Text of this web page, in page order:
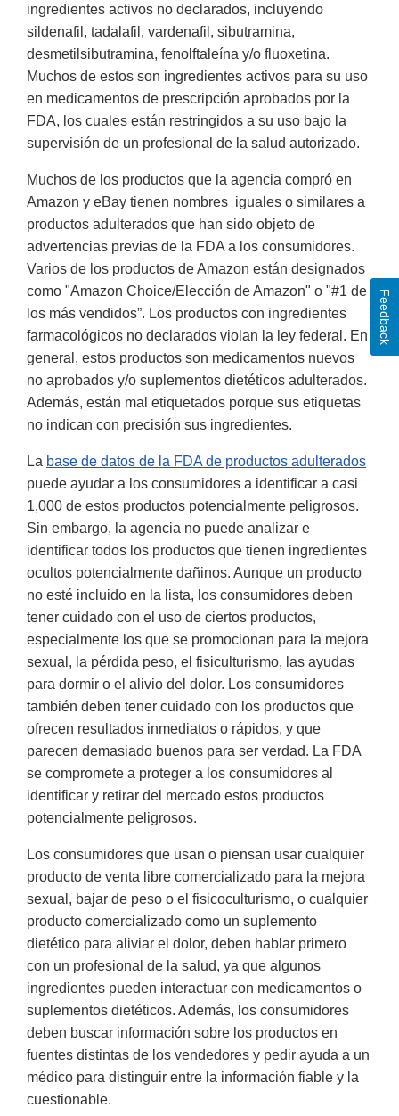
ingredientes activos no declarados, incluyendo
sildenafil, tadalafil, vardenafil, sibutramina,
desmetilsibutramina, fenolftaleína y/o fluoxetina.
Muchos de estos son ingredientes activos para su uso
en medicamentos de prescripción aprobados por la
FDA, los cuales están restringidos a su uso bajo la
supervisión de un profesional de la salud autorizado.
Muchos de los productos que la agencia compró en
Amazon y eBay tienen nombres iguales o similares a
productos adulterados que han sido objeto de
advertencias previas de la FDA a los consumidores.
Varios de los productos de Amazon están designados
como "Amazon Choice/Elección de Amazon" o "#1 de
los más vendidos”. Los productos con ingredientes
farmacológicos no declarados violan la ley federal. En
general, estos productos son medicamentos nuevos
no aprobados y/o suplementos dietéticos adulterados.
Además, están mal etiquetados porque sus etiquetas
no indican con precisión sus ingredientes.
La base de datos de la FDA de productos adulterados
puede ayudar a los consumidores a identificar a casi
1,000 de estos productos potencialmente peligrosos.
Sin embargo, la agencia no puede analizar e
identificar todos los productos que tienen ingredientes
ocultos potencialmente dañinos. Aunque un producto
no esté incluido en la lista, los consumidores deben
tener cuidado con el uso de ciertos productos,
especialmente los que se promocionan para la mejora
sexual, la pérdida peso, el fisiculturismo, las ayudas
para dormir o el alivio del dolor. Los consumidores
también deben tener cuidado con los productos que
ofrecen resultados inmediatos o rápidos, y que
parecen demasiado buenos para ser verdad. La FDA
se compromete a proteger a los consumidores al
identificar y retirar del mercado estos productos
potencialmente peligrosos.
Los consumidores que usan o piensan usar cualquier
producto de venta libre comercializado para la mejora
sexual, bajar de peso o el fisicoculturismo, o cualquier
producto comercializado como un suplemento
dietético para aliviar el dolor, deben hablar primero
con un profesional de la salud, ya que algunos
ingredientes pueden interactuar con medicamentos o
suplementos dietéticos. Además, los consumidores
deben buscar información sobre los productos en
fuentes distintas de los vendedores y pedir ayuda a un
médico para distinguir entre la información fiable y la
cuestionable.
Feedback